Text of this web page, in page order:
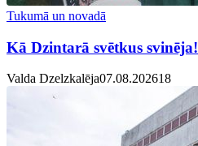
Tukumā un novadā
Kā Dzintarā svētkus svinēja!
Valda Dzelzkalēja07.08.202618